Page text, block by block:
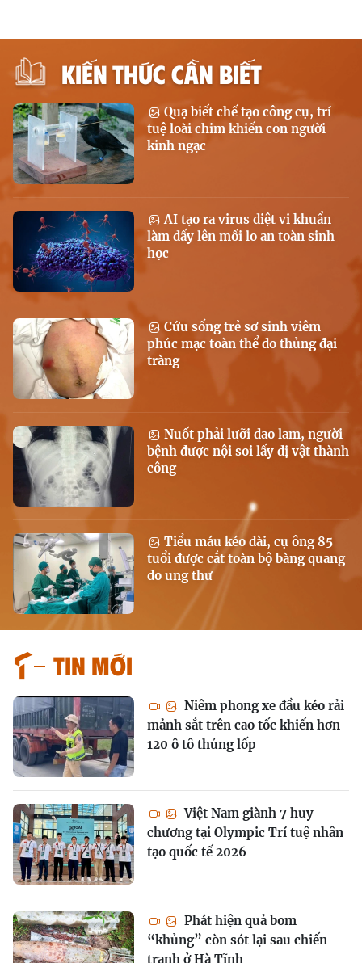
KIẾN THỨC CẦN BIẾT
Quạ biết chế tạo công cụ, trí
tuệ loài chim khiến con người
kinh ngạc
AI tạo ra virus diệt vi khuẩn
làm dấy lên mối lo an toàn sinh
học
Cứu sống trẻ sơ sinh viêm
phúc mạc toàn thể do thủng đại
tràng
Nuốt phải lưỡi dao lam, người
bệnh được nội soi lấy dị vật thành
công
Tiểu máu kéo dài, cụ ông 85
tuổi được cắt toàn bộ bàng quang
do ung thư
Tin mới
Niêm phong xe đầu kéo rải
mảnh sắt trên cao tốc khiến hơn
120 ô tô thủng lốp
Việt Nam giành 7 huy
chương tại Olympic Trí tuệ nhân
tạo quốc tế 2026
Phát hiện quả bom
“khủng” còn sót lại sau chiến
tranh ở Hà Tĩnh